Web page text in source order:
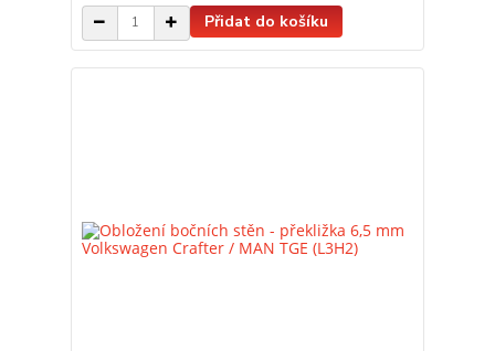
Přidat do košíku